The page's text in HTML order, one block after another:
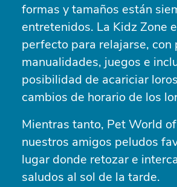
formas y tamaños están
entretenidos. La Kidz Zone
perfecto para relajarse, con
manualidades, juegos e
posibilidad de acariciar
cambios de horario de los
Mientras tanto, Pet World
nuestros amigos peludos
lugar donde retozar e
saludos al sol de la tarde.